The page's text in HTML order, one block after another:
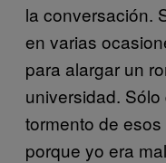
la conversación.
en varias
para alargar un
universidad.
tormento de
porque yo era